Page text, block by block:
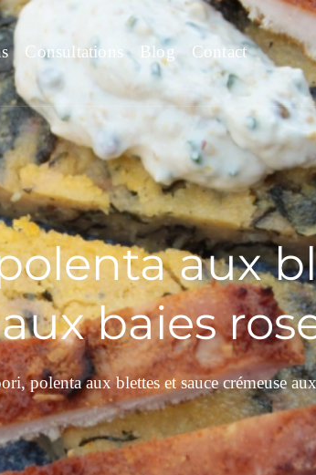
Consultations Blog Contact
aux
baies
polenta aux blettes et sauce crémeuse